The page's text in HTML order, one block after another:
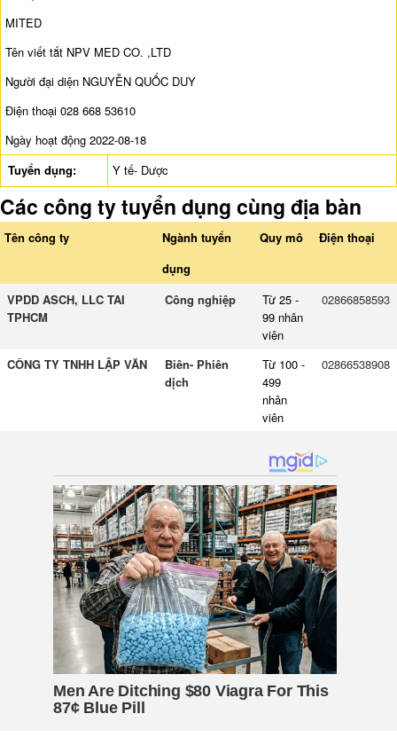
MITED
Tên viết tắt NPV MED CO. ,LTD
Người đại diện NGUYỄN QUỐC DUY
Điện thoại 028 668 53610
Ngày hoạt động 2022-08-18
Tuyển dụng:
Y tế- Dược
Các công ty tuyển dụng cùng địa bàn
Tên công ty
Ngành tuyển
dụng
Quy mô Điện thoại
VPDD ASCH, LLC TAI
TPHCM
Công nghiệp
Từ 25 -
99 nhân
viên
02866858593
CÔNG TY TNHH LẬP VĂN
Biên- Phiên
dịch
Từ 100 -
499
nhân
viên
02866538908